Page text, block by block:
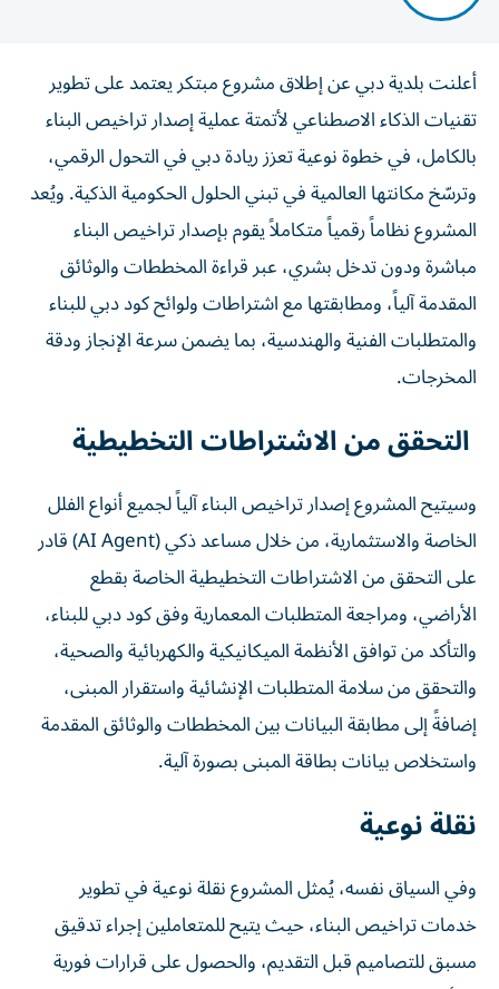
أعلنت بلدية دبي عن إطلاق مشروع مبتكر يعتمد على تطوير
تقنيات الذكاء الاصطناعي لأتمتة عملية إصدار تراخيص البناء
بالكامل، في خطوة نوعية تعزز ريادة دبي في التحول الرقمي،
وترسّخ مكانتها العالمية في تبني الحلول الحكومية الذكية. ويُعد
المشروع نظاماً رقمياً متكاملاً يقوم بإصدار تراخيص البناء
مباشرة ودون تدخل بشري، عبر قراءة المخططات والوثائق
المقدمة آلياً، ومطابقتها مع اشتراطات ولوائح كود دبي للبناء
والمتطلبات الفنية والهندسية، بما يضمن سرعة الإنجاز ودقة
المخرجات.
التحقق من الاشتراطات التخطيطية
وسيتيح المشروع إصدار تراخيص البناء آلياً لجميع أنواع الفلل
الخاصة والاستثمارية، من خلال مساعد ذكي (AI Agent) قادر
على التحقق من الاشتراطات التخطيطية الخاصة بقطع
الأراضي، ومراجعة المتطلبات المعمارية وفق كود دبي للبناء،
والتأكد من توافق الأنظمة الميكانيكية والكهربائية والصحية،
والتحقق من سلامة المتطلبات الإنشائية واستقرار المبنى،
إضافةً إلى مطابقة البيانات بين المخططات والوثائق المقدمة
واستخلاص بيانات بطاقة المبنى بصورة آلية.
نقلة نوعية
وفي السياق نفسه، يُمثل المشروع نقلة نوعية في تطوير
خدمات تراخيص البناء، حيث يتيح للمتعاملين إجراء تدقيق
مسبق للتصاميم قبل التقديم، والحصول على قرارات فورية